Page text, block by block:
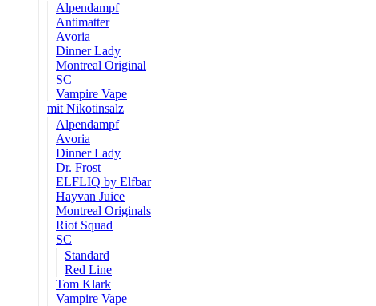
Alpendampf
Antimatter
Avoria
Dinner Lady
Montreal Original
SC
Vampire Vape
mit Nikotinsalz
Alpendampf
Avoria
Dinner Lady
Dr. Frost
ELFLIQ by Elfbar
Hayvan Juice
Montreal Originals
Riot Squad
SC
Standard
Red Line
Tom Klark
Vampire Vape